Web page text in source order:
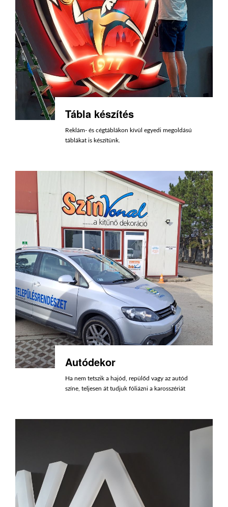
Tábla készítés
Reklám- és cégtáblákon kívül egyedi megoldású
táblákat is készítünk.
Autódekor
Ha nem tetszik a hajód, repülőd vagy az autód
színe, teljesen át tudjuk fóliázni a karosszériát